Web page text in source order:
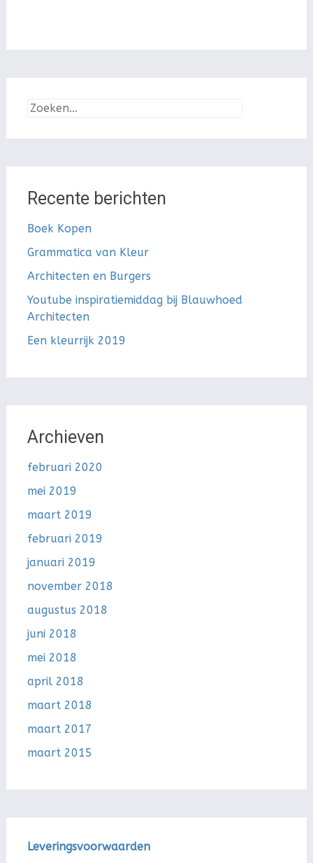
Zoeken
Recente berichten
Boek Kopen
Grammatica van Kleur
Architecten en Burgers
Youtube inspiratiemiddag bij Blauwhoed
Architecten
Een kleurrijk 2019
Archieven
februari 2020
mei 2019
maart 2019
februari 2019
januari 2019
november 2018
augustus 2018
juni 2018
mei 2018
april 2018
maart 2018
maart 2017
maart 2015
Leveringsvoorwaarden